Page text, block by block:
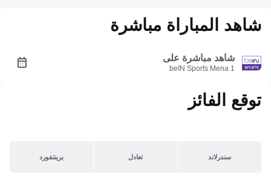
شاهد المباراة مباشرة
شاهد مباشرة على
beIN Sports Mena 1
توقع الفائز
سندرلاند تعادل برينتفورد